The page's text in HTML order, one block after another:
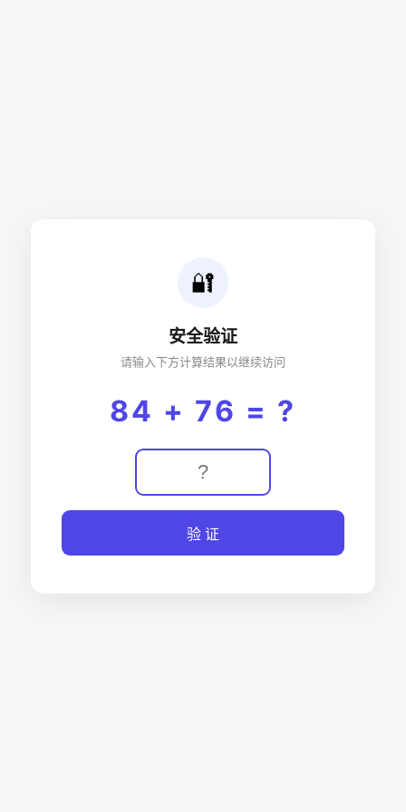
🔐
安全验证
请输入下方计算结果以继续访问
84 + 76 = ?
验 证